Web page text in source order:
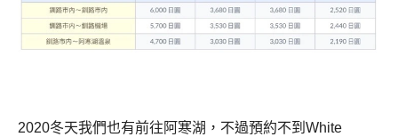
2020冬天我們也有前往阿寒湖，不過預約不到White